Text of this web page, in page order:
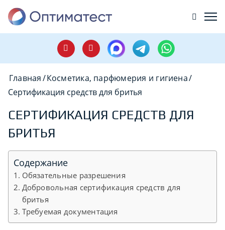
Главная/Косметика, парфюмерия и гигиена/
Сертификация средств для бритья
СЕРТИФИКАЦИЯ СРЕДСТВ ДЛЯ
БРИТЬЯ
Содержание
Обязательные разрешения
Добровольная сертификация средств для
бритья
Требуемая документация